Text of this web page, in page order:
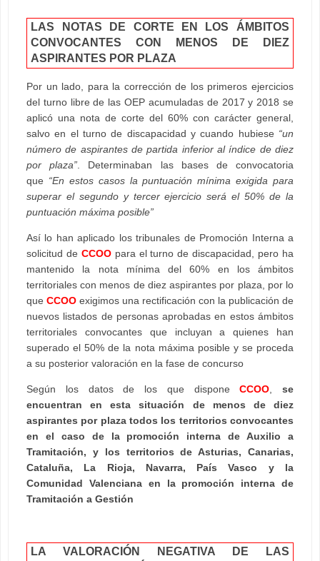
LAS NOTAS DE CORTE EN LOS ÁMBITOS
CONVOCANTES CON MENOS DE DIEZ
ASPIRANTES POR PLAZA
Por un lado, para la corrección de los primeros ejercicios
del turno libre de las OEP acumuladas de 2017 y 2018 se
aplicó una nota de corte del 60% con carácter general,
salvo en el turno de discapacidad y cuando hubiese “un
número de aspirantes de partida inferior al índice de diez
por plaza” . Determinaban las bases de convocatoria
que “En estos casos la puntuación mínima exigida para
superar el segundo y tercer ejercicio será el 50% de la
puntuación máxima posible”
Así lo han aplicado los tribunales de Promoción Interna a
solicitud de CCOOpara el turno de discapacidad, pero ha
mantenido la nota mínima del 60% en los ámbitos
territoriales con menos de diez aspirantes por plaza, por lo
que CCOO exigimos una rectificación con la publicación de
nuevos listados de personas aprobadas en estos ámbitos
territoriales convocantes que incluyan a quienes han
superado el 50% de la nota máxima posible y se proceda
a su posterior valoración en la fase de concurso
Según los datos de los que disponeCCOO
se
encuentran en esta situación de menos de diez
aspirantes por plaza todos los territorios convocantes
en el caso de la promoción interna de Auxilio a
Tramitación, y los territorios de Asturias, Canarias,
Cataluña, La Rioja, Navarra, País Vasco y la
Comunidad Valenciana en la promoción interna de
Tramitación a Gestión
LA VALORACIÓN NEGATIVA DE LAS